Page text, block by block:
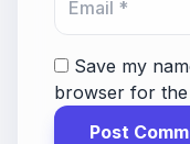
Save my
browser for
Post